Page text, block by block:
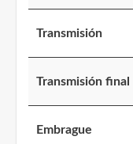
Transmisión
Transmisión final
Embrague